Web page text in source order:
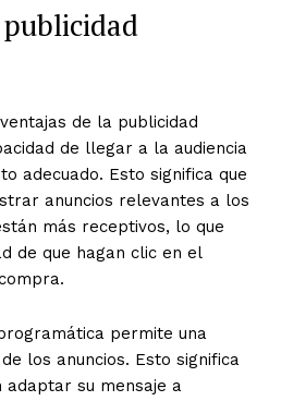
de la publicidad
de llegar a la audiencia
adecuado. Esto significa que
anuncios relevantes a los
más receptivos, lo que
de que hagan clic en el
permite una
los anuncios. Esto significa
adaptar su mensaje a